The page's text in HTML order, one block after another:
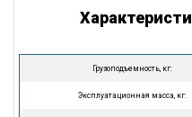
Грузоподъемность, кг:
Эксплуатационная масса, кг: